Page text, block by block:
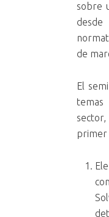
sobre
de
El
temas
primer